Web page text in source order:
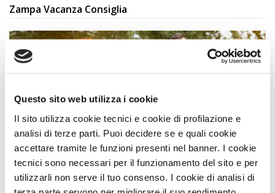
Questo sito web utilizza i cookie
Il sito utilizza cookie tecnici e cookie di profilazione e
analisi di terze parti. Puoi decidere se e quali cookie
accettare tramite le funzioni presenti nel banner. I cookie
tecnici sono necessari per il funzionamento del sito e per
utilizzarli non serve il tuo consenso. I cookie di analisi di
Zampa Vacanza Consiglia
Simone GiannelliCOME TE, Viaggia con Zampa
Vacanza